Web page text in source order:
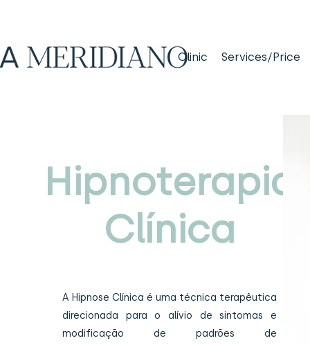
Clinic Services/Price
Hipnoterapia
Clínica
A Hipnose Clínica é uma técnica terapêutica
direcionada para o alívio de sintomas e
modificação de padrões de